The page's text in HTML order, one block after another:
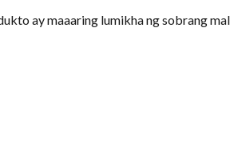
ay maaaring lumikha ng sobrang